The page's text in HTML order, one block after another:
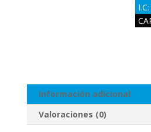
Información adicional
Valoraciones (0)